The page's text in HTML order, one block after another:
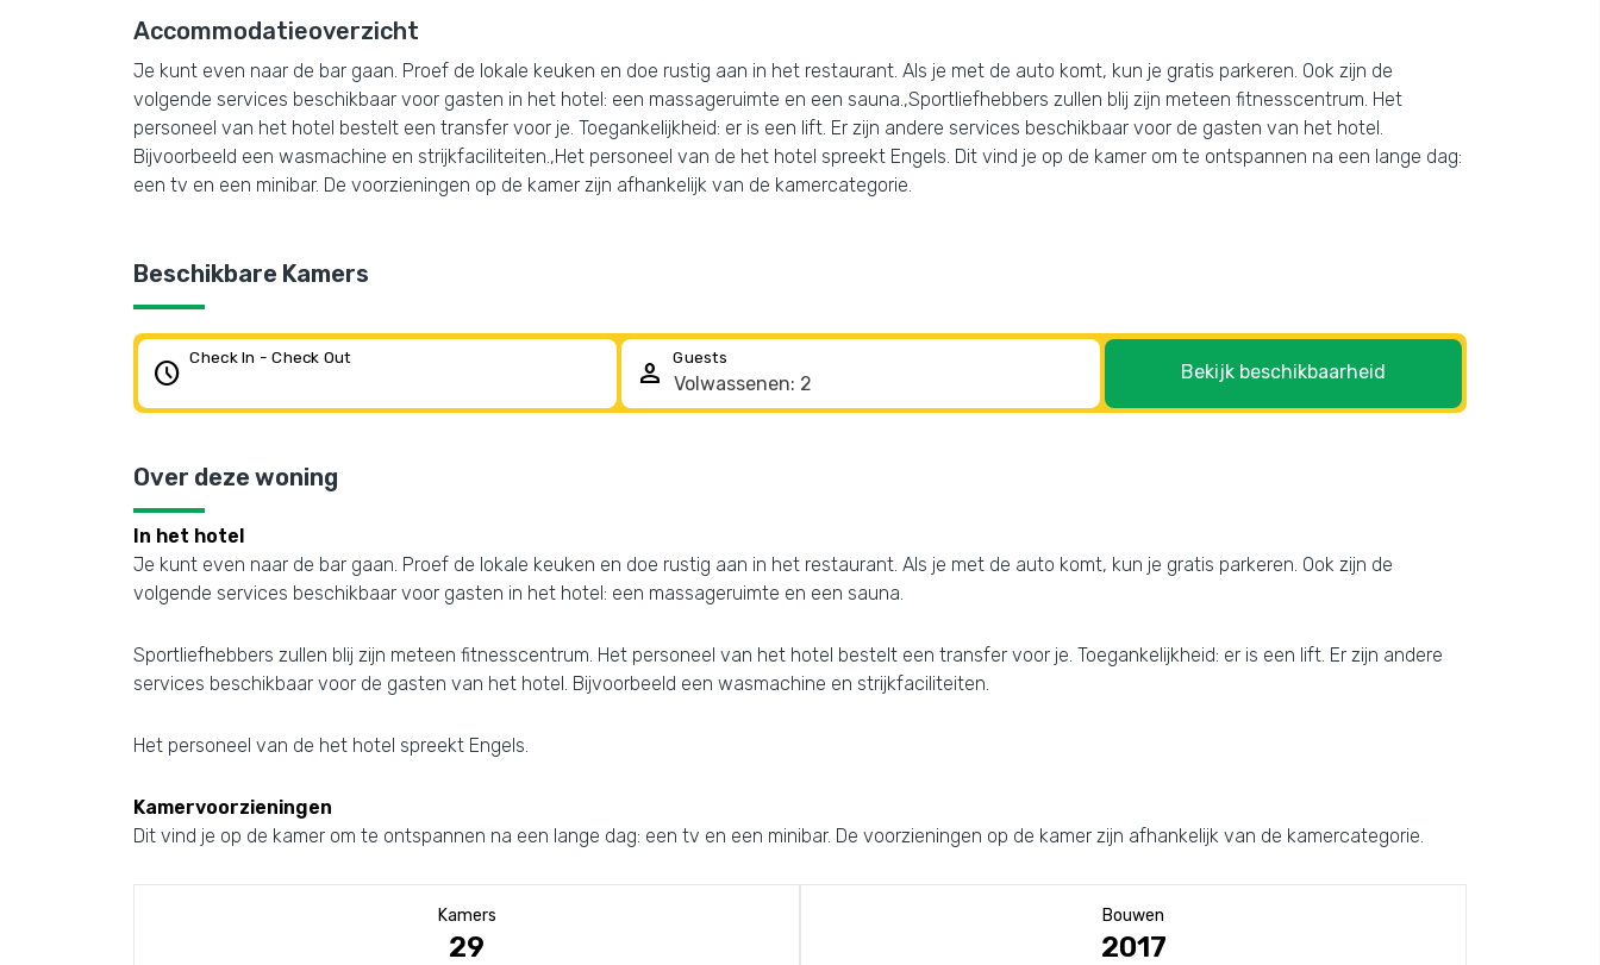
Accommodatieoverzicht
Je kunt even naar de bar gaan. Proef de lokale keuken en doe rustig aan in het restaurant. Als je met de auto komt, kun je gratis parkeren. Ook zijn de
volgende services beschikbaar voor gasten in het hotel: een massageruimte en een sauna.,Sportliefhebbers zullen blij zijn meteen fitnesscentrum. Het
personeel van het hotel bestelt een transfer voor je. Toegankelijkheid: er is een lift. Er zijn andere services beschikbaar voor de gasten van het hotel.
Bijvoorbeeld een wasmachine en strijkfaciliteiten.,Het personeel van de het hotel spreekt Engels. Dit vind je op de kamer om te ontspannen na een lange dag:
een tv en een minibar. De voorzieningen op de kamer zijn afhankelijk van de kamercategorie.
Beschikbare Kamers
schedule Check In - Check Out person Guests
Bekijk beschikbaarheid
Over deze woning
In het hotel
Je kunt even naar de bar gaan. Proef de lokale keuken en doe rustig aan in het restaurant. Als je met de auto komt, kun je gratis parkeren. Ook zijn de
volgende services beschikbaar voor gasten in het hotel: een massageruimte en een sauna.
Sportliefhebbers zullen blij zijn meteen fitnesscentrum. Het personeel van het hotel bestelt een transfer voor je. Toegankelijkheid: er is een lift. Er zijn andere
services beschikbaar voor de gasten van het hotel. Bijvoorbeeld een wasmachine en strijkfaciliteiten.
Het personeel van de het hotel spreekt Engels.
Kamervoorzieningen
Dit vind je op de kamer om te ontspannen na een lange dag: een tv en een minibar. De voorzieningen op de kamer zijn afhankelijk van de kamercategorie.
Kamers
29
Bouwen
2017